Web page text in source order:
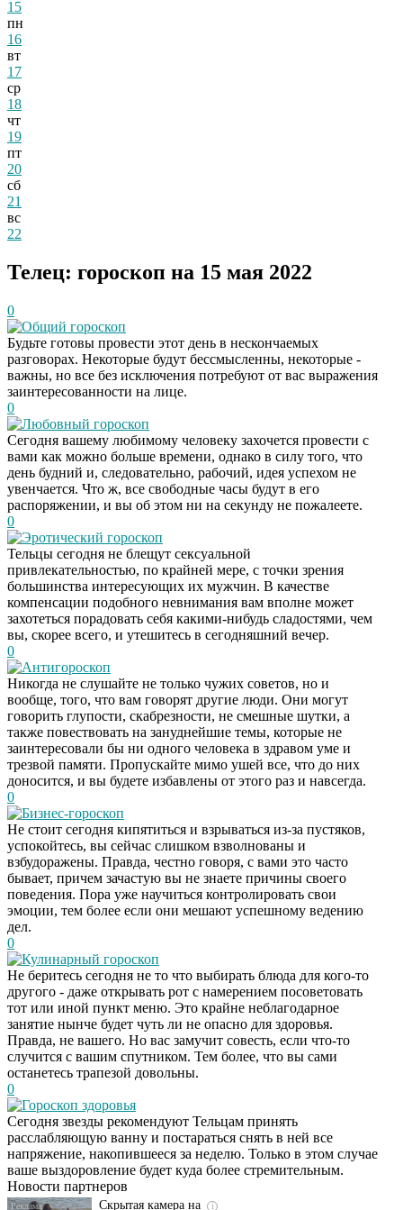
15
пн
16
вт
17
ср
18
чт
19
пт
20
сб
21
вс
22
Телец: гороскоп на 15 мая 2022
0
Общий гороскоп
Будьте готовы провести этот день в нескончаемых
разговорах. Некоторые будут бессмысленны, некоторые -
важны, но все без исключения потребуют от вас выражения
заинтересованности на лице.
0
Любовный гороскоп
Сегодня вашему любимому человеку захочется провести с
вами как можно больше времени, однако в силу того, что
день будний и, следовательно, рабочий, идея успехом не
увенчается. Что ж, все свободные часы будут в его
распоряжении, и вы об этом ни на секунду не пожалеете.
0
Эротический гороскоп
Тельцы сегодня не блещут сексуальной
привлекательностью, по крайней мере, с точки зрения
большинства интересующих их мужчин. В качестве
компенсации подобного невнимания вам вполне может
захотеться порадовать себя какими-нибудь сладостями, чем
вы, скорее всего, и утешитесь в сегодняшний вечер.
0
Антигороскоп
Никогда не слушайте не только чужих советов, но и
вообще, того, что вам говорят другие люди. Они могут
говорить глупости, скабрезности, не смешные шутки, а
также повествовать на зануднейшие темы, которые не
заинтересовали бы ни одного человека в здравом уме и
трезвой памяти. Пропускайте мимо ушей все, что до них
доносится, и вы будете избавлены от этого раз и навсегда.
0
Бизнес-гороскоп
Не стоит сегодня кипятиться и взрываться из-за пустяков,
успокойтесь, вы сейчас слишком взволнованы и
взбудоражены. Правда, честно говоря, с вами это часто
бывает, причем зачастую вы не знаете причины своего
поведения. Пора уже научиться контролировать свои
эмоции, тем более если они мешают успешному ведению
дел.
0
Кулинарный гороскоп
Не беритесь сегодня не то что выбирать блюда для кого-то
другого - даже открывать рот с намерением посоветовать
тот или иной пункт меню. Это крайне неблагодарное
занятие нынче будет чуть ли не опасно для здоровья.
Правда, не вашего. Но вас замучит совесть, если что-то
случится с вашим спутником. Тем более, что вы сами
останетесь трапезой довольны.
0
Гороскоп здоровья
Сегодня звезды рекомендуют Тельцам принять
расслабляющую ванну и постараться снять в ней все
напряжение, накопившееся за неделю. Только в этом случае
ваше выздоровление будет куда более стремительным.
Новости партнеров
Ролик длится
несколько секунд, а
смеяться вы будете
долго
i
Скрытая камера на